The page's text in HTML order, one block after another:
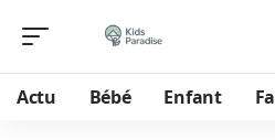
Actu Bébé Enfant